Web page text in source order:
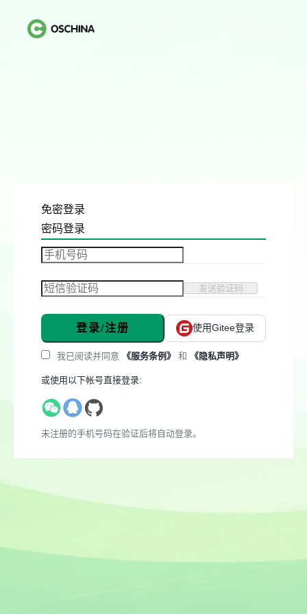
免密登录
密码登录
发送验证码
登录/注册 使用Gitee登录
我已阅读并同意 《服务条例》 和 《隐私声明》
或使用以下帐号直接登录:
未注册的手机号码在验证后将自动登录。